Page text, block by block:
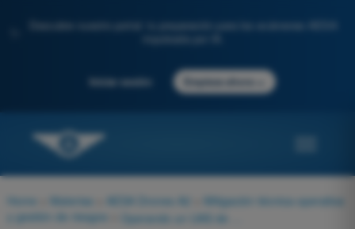
Descubre nuestro portal: tu preparación para los exámenes AESA
Iniciar sesión Empieza ahora
Home Materias AESA Drones A2
Mitigación técnica-operativa
y gestión de riesgos